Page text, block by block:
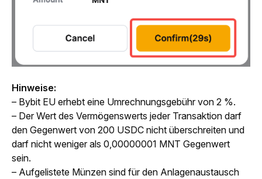
Hinweise:
– Bybit EU erhebt eine Umrechnungsgebühr von 2 %.
– Der Wert des Vermögenswerts jeder Transaktion darf
den Gegenwert von 200 USDC nicht überschreiten und
darf nicht weniger als 0,00000001 MNT Gegenwert
sein.
– Aufgelistete Münzen sind für den Anlagenaustausch